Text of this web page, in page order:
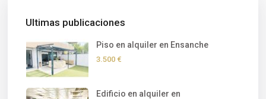
Ultimas publicaciones
Piso en alquiler en Ensanche
3.500 €
Edificio en alquiler en